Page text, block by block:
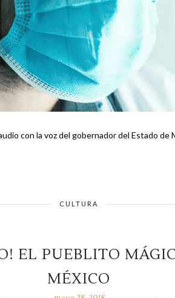
con la voz del gobernador del Estado
CULTURA
EL PUEBLITO
MÉXICO